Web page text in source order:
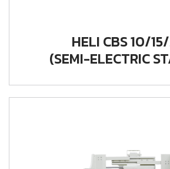
HELI CBS 10/
(SEMI-ELECTRIC